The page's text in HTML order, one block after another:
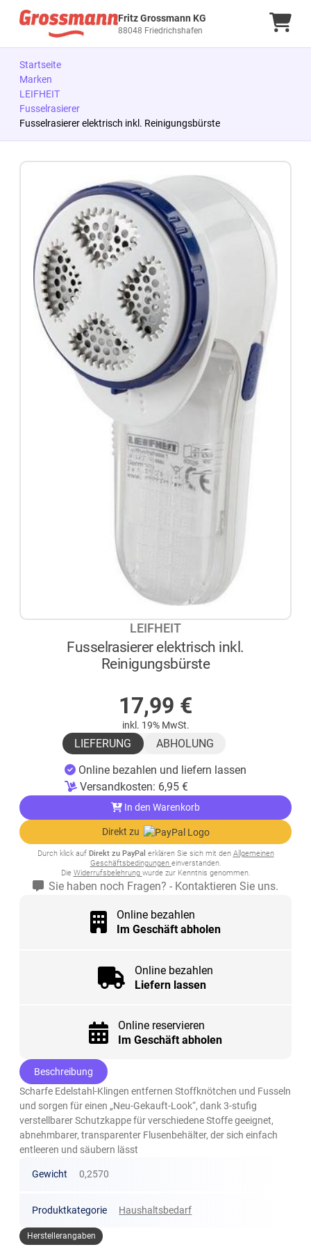
Fritz Grossmann KG
88048 Friedrichshafen
Startseite
Marken
LEIFHEIT
Fusselrasierer
Fusselrasierer elektrisch inkl. Reinigungsbürste
LEIFHEIT
Fusselrasierer elektrisch inkl.
Reinigungsbürste
17,99 €
inkl. 19% MwSt.
LIEFERUNG ABHOLUNG
Online bezahlen und liefern lassen
Versandkosten: 6,95 €
In den Warenkorb
Direkt zu
Durch klick auf Direkt zu PayPal erklären Sie sich mit den Allgemeinen
Geschäftsbedingungen einverstanden.
Die Widerrufsbelehrung wurde zur Kenntnis genommen.
Sie haben noch Fragen? - Kontaktieren Sie uns.
Online bezahlen
Im Geschäft abholen
Online bezahlen
Liefern lassen
Online reservieren
Im Geschäft abholen
Beschreibung
Scharfe Edelstahl-Klingen entfernen Stoffknötchen und Fusseln
und sorgen für einen „Neu-Gekauft-Look“, dank 3-stufig
verstellbarer Schutzkappe für verschiedene Stoffe geeignet,
abnehmbarer, transparenter Flusenbehälter, der sich einfach
entleeren und säubern lässt
Gewicht 0,2570
Produktkategorie Haushaltsbedarf
Herstellerangaben